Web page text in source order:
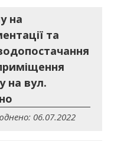
на
та
на вул.
06.07.2022